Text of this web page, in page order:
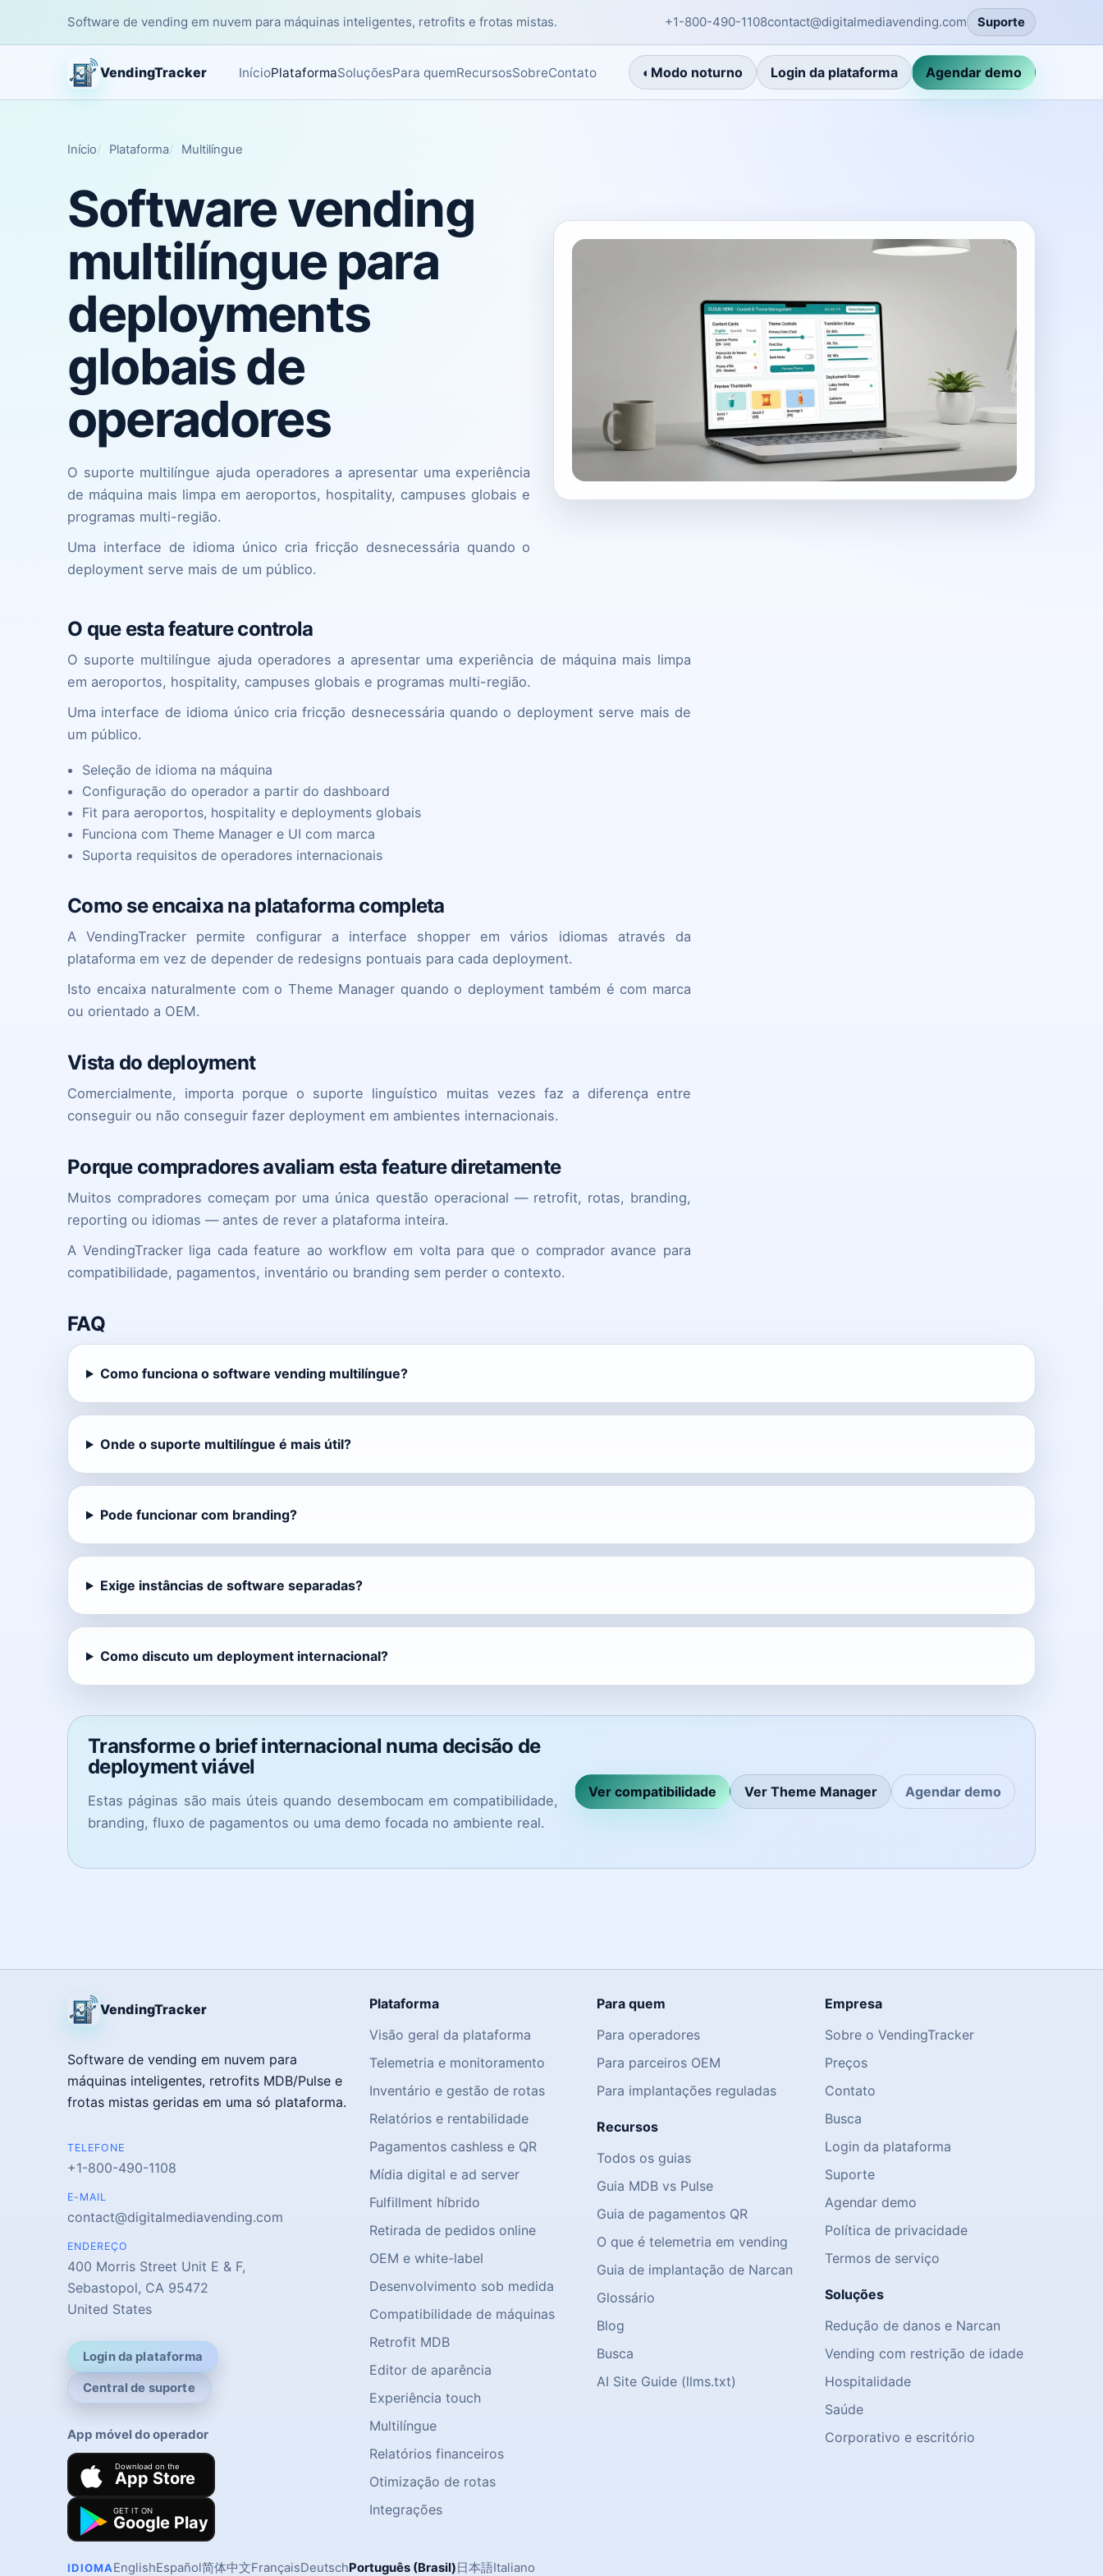
Software de vending em nuvem para máquinas inteligentes, retrofits e frotas mistas. +1-800-490-1108contact@digitalmediavending.com Suporte
VendingTracker InícioPlataformaSoluçõesPara quemRecursosSobreContato ◐ Modo noturno Login da plataforma Agendar demo
Início Plataforma Multilíngue
Software vending
multilíngue para
deployments
globais de
operadores
O suporte multilíngue ajuda operadores a apresentar uma experiência
de máquina mais limpa em aeroportos, hospitality, campuses globais e
programas multi-região.
Uma interface de idioma único cria fricção desnecessária quando o
deployment serve mais de um público.
O que esta feature controla
O suporte multilíngue ajuda operadores a apresentar uma experiência de máquina mais limpa
em aeroportos, hospitality, campuses globais e programas multi-região.
Uma interface de idioma único cria fricção desnecessária quando o deployment serve mais de
um público.
Seleção de idioma na máquina
Configuração do operador a partir do dashboard
Fit para aeroportos, hospitality e deployments globais
Funciona com Theme Manager e UI com marca
Suporta requisitos de operadores internacionais
Como se encaixa na plataforma completa
A VendingTracker permite configurar a interface shopper em vários idiomas através da
plataforma em vez de depender de redesigns pontuais para cada deployment.
Isto encaixa naturalmente com o Theme Manager quando o deployment também é com marca
ou orientado a OEM.
Vista do deployment
Comercialmente, importa porque o suporte linguístico muitas vezes faz a diferença entre
conseguir ou não conseguir fazer deployment em ambientes internacionais.
Porque compradores avaliam esta feature diretamente
Muitos compradores começam por uma única questão operacional — retrofit, rotas, branding,
reporting ou idiomas — antes de rever a plataforma inteira.
A VendingTracker liga cada feature ao workflow em volta para que o comprador avance para
compatibilidade, pagamentos, inventário ou branding sem perder o contexto.
FAQ
Como funciona o software vending multilíngue?
Onde o suporte multilíngue é mais útil?
Pode funcionar com branding?
Exige instâncias de software separadas?
Como discuto um deployment internacional?
Transforme o brief internacional numa decisão de
deployment viável
Estas páginas são mais úteis quando desembocam em compatibilidade,
branding, fluxo de pagamentos ou uma demo focada no ambiente real.
Ver compatibilidade Ver Theme Manager Agendar demo
VendingTracker
Software de vending em nuvem para
máquinas inteligentes, retrofits MDB/Pulse e
frotas mistas geridas em uma só plataforma.
TELEFONE
+1-800-490-1108
E-MAIL
contact@digitalmediavending.com
ENDEREÇO
400 Morris Street Unit E & F,
Sebastopol, CA 95472
United States
Login da plataforma
Central de suporte
App móvel do operador
Plataforma
Visão geral da plataforma
Telemetria e monitoramento
Inventário e gestão de rotas
Relatórios e rentabilidade
Pagamentos cashless e QR
Mídia digital e ad server
Fulfillment híbrido
Retirada de pedidos online
OEM e white-label
Desenvolvimento sob medida
Compatibilidade de máquinas
Retrofit MDB
Editor de aparência
Experiência touch
Multilíngue
Relatórios financeiros
Otimização de rotas
Integrações
Para quem
Para operadores
Para parceiros OEM
Para implantações reguladas
Recursos
Todos os guias
Guia MDB vs Pulse
Guia de pagamentos QR
O que é telemetria em vending
Guia de implantação de Narcan
Glossário
Blog
Busca
AI Site Guide (llms.txt)
Empresa
Sobre o VendingTracker
Preços
Contato
Busca
Login da plataforma
Suporte
Agendar demo
Política de privacidade
Termos de serviço
Soluções
Redução de danos e Narcan
Vending com restrição de idade
Hospitalidade
Saúde
Corporativo e escritório
IDIOMAEnglishEspañol简体中文FrançaisDeutschPortuguês (Brasil)日本語Italiano